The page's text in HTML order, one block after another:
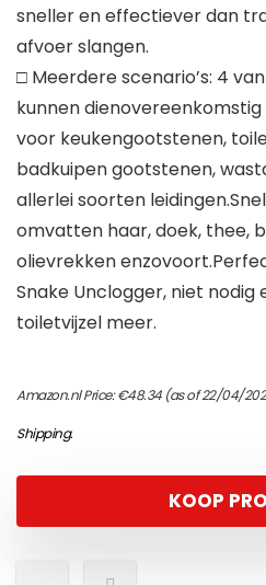
sneller en effectiever dan
afvoer slangen.
□ Meerdere scenario’s: 4
kunnen
voor keukengootstenen,
badkuipen gootstenen,
allerlei soorten
omvatten haar, doek, thee,
olievrekken
Snake Unclogger, niet nodig
toiletvijzel meer.
Amazon.nl Price:€48.34(as of 22/04/
Shipping.
KOOP